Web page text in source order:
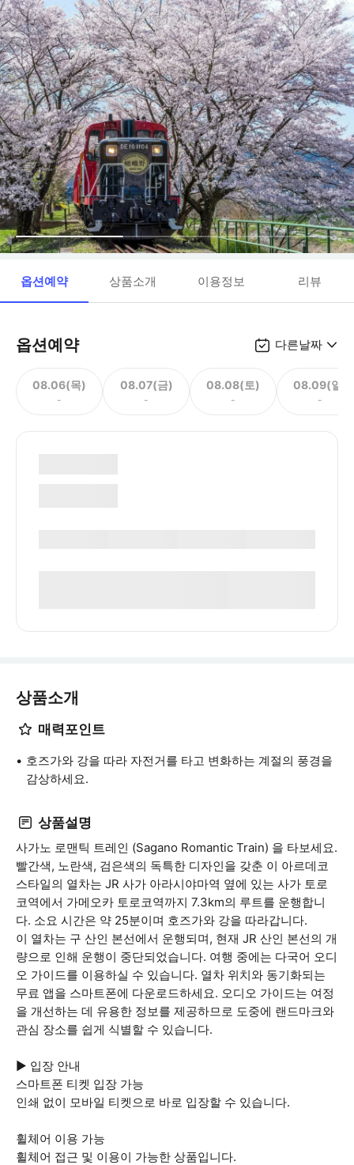
옵션예약 상품소개 이용정보 리뷰
옵션예약 다른날짜
08.06(목)
-
08.07(금)
-
08.08(토)
-
08.09(일)
-
상품소개
매력포인트
호즈가와 강을 따라 자전거를 타고 변화하는 계절의 풍경을
감상하세요.
상품설명
사가노 로맨틱 트레인 (Sagano Romantic Train) 을 타보세요.
빨간색, 노란색, 검은색의 독특한 디자인을 갖춘 이 아르데코
스타일의 열차는 JR 사가 아라시야마역 옆에 있는 사가 토로
코역에서 가메오카 토로코역까지 7.3km의 루트를 운행합니
다. 소요 시간은 약 25분이며 호즈가와 강을 따라갑니다.
이 열차는 구 산인 본선에서 운행되며, 현재 JR 산인 본선의 개
량으로 인해 운행이 중단되었습니다. 여행 중에는 다국어 오디
오 가이드를 이용하실 수 있습니다. 열차 위치와 동기화되는
무료 앱을 스마트폰에 다운로드하세요. 오디오 가이드는 여정
을 개선하는 데 유용한 정보를 제공하므로 도중에 랜드마크와
관심 장소를 쉽게 식별할 수 있습니다.
▶ 입장 안내
스마트폰 티켓 입장 가능
인쇄 없이 모바일 티켓으로 바로 입장할 수 있습니다.
휠체어 이용 가능
휠체어 접근 및 이용이 가능한 상품입니다.